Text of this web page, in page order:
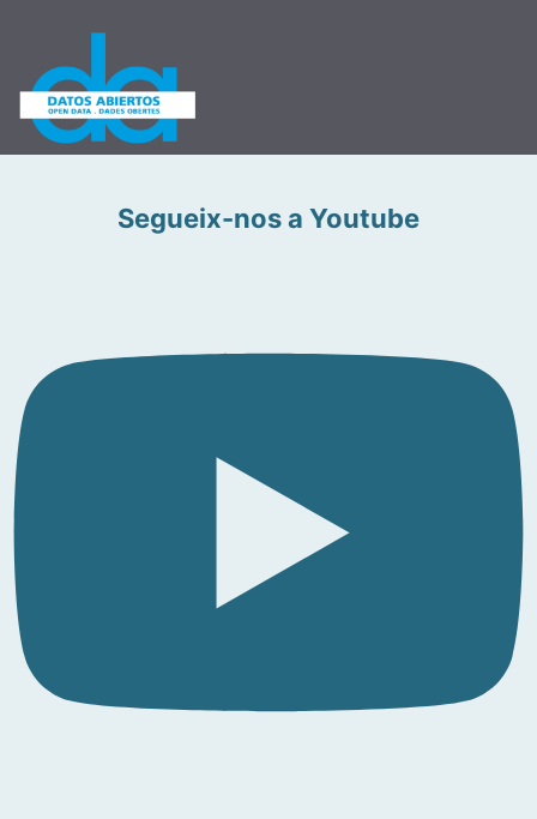
Segueix-nos a Youtube